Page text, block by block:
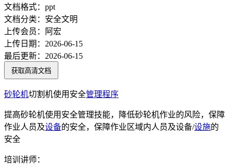
文档格式： ppt
文档分类： 安全文明
上传会员：
阿宏
上传日期： 2026-06-15
最后更新： 2026-06-15
获取高清文档
砂轮机切割机使用安全管理程序
提高砂轮机使用安全管理技能，降低砂轮机作业的风险，保障
作业人员及设备的安全，保障作业区域内人员及设备/设施的
安全
培训讲师：